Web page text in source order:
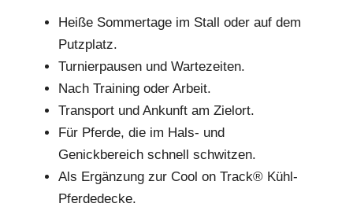
Heiße Sommertage im Stall oder auf dem
Putzplatz.
Turnierpausen und Wartezeiten.
Nach Training oder Arbeit.
Transport und Ankunft am Zielort.
Für Pferde, die im Hals- und
Genickbereich schnell schwitzen.
Als Ergänzung zur Cool on Track® Kühl-
Pferdedecke.